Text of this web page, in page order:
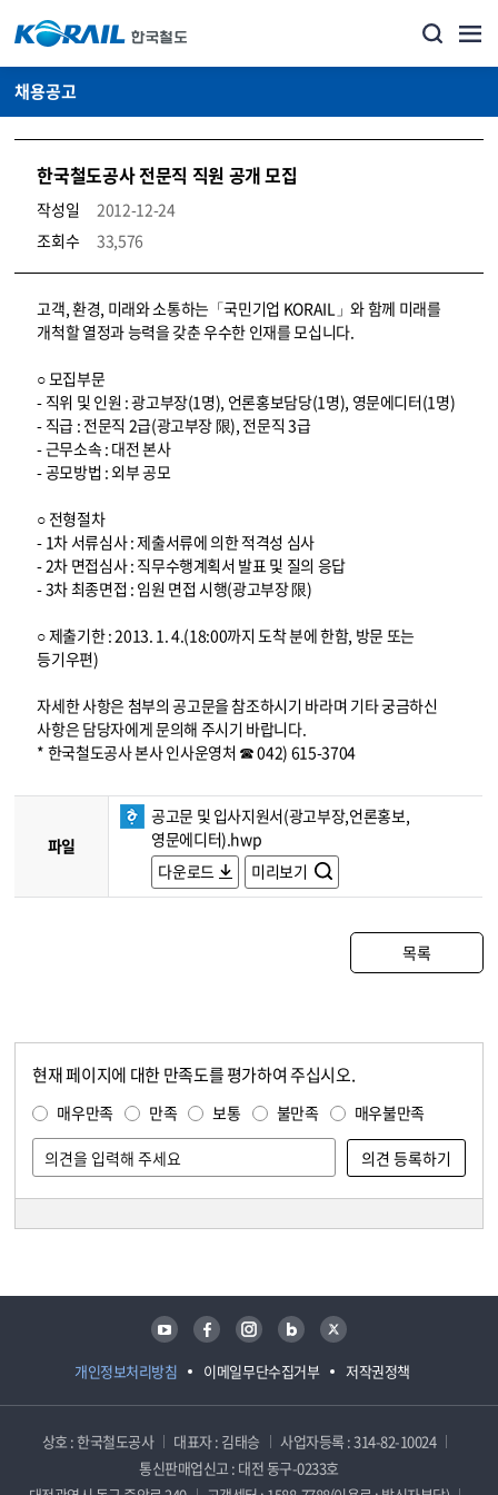
채용공고
한국철도공사 전문직 직원 공개 모집
작성일
2012-12-24
조회수
33,576
코레일소개_경영공시_채용공고 상세보기 – 내용, 파일, 담당자 연락처로 구성
고객, 환경, 미래와 소통하는「국민기업 KORAIL」와 함께 미래를
개척할 열정과 능력을 갖춘 우수한 인재를 모십니다.
○ 모집부문
- 직위 및 인원 : 광고부장(1명), 언론홍보담당(1명), 영문에디터(1명)
- 직급 : 전문직 2급(광고부장 限), 전문직 3급
- 근무소속 : 대전 본사
- 공모방법 : 외부 공모
○ 전형절차
- 1차 서류심사 : 제출서류에 의한 적격성 심사
- 2차 면접심사 : 직무수행계획서 발표 및 질의 응답
- 3차 최종면접 : 임원 면접 시행(광고부장 限)
○ 제출기한 : 2013. 1. 4.(18:00까지 도착 분에 한함, 방문 또는
등기우편)
자세한 사항은 첨부의 공고문을 참조하시기 바라며 기타 궁금하신
사항은 담당자에게 문의해 주시기 바랍니다.
* 한국철도공사 본사 인사운영처 ☎ 042) 615-3704
파일
공고문 및 입사지원서(광고부장,언론홍보,
영문에디터).hwp
다운로드
미리보기
목록
현재 페이지에 대한 만족도를 평가하여 주십시오.
매우만족 만족 보통 불만족 매우불만족
개인정보처리방침 이메일무단수집거부 저작권정책
유튜브 페이스북 인스타그램 블로그 트위터
상호 : 한국철도공사 대표자 : 김태승
사업자등록 : 314-82-10024
통신판매업신고 : 대전 동구-0233호